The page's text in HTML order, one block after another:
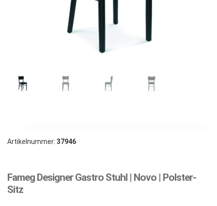
Artikelnummer: 37946
Fameg Designer Gastro Stuhl | Novo | Polster-
Sitz